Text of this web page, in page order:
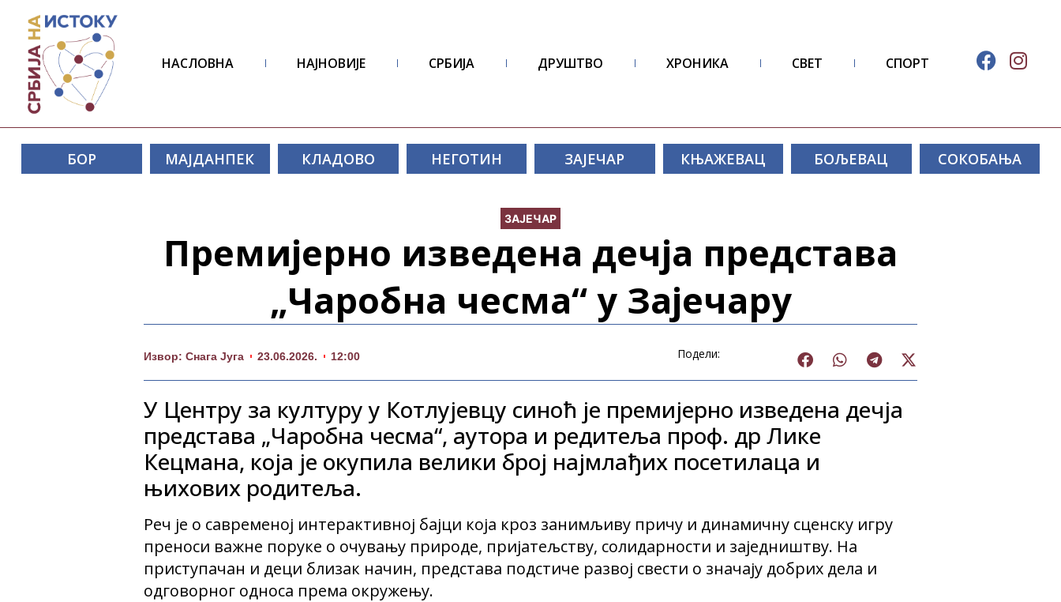
НАСЛОВНА НАЈНОВИЈЕ СРБИЈА ДРУШТВО ХРОНИКА СВЕТ СПОРТ
БОР МАЈДАНПЕК КЛАДОВО НЕГОТИН ЗАЈЕЧАР КЊАЖЕВАЦ БОЉЕВАЦ СОКОБАЊА
ЗАЈЕЧАР
Премијерно изведена дечја представа
„Чаробна чесма“ у Зајечару
Извор: Снага Југа 23.06.2026. 12:00 Подели:
У Центру за културу у Котлујевцу синоћ је премијерно изведена дечја
представа „Чаробна чесма“, аутора и редитеља проф. др Лике
Кецмана, која је окупила велики број најмлађих посетилаца и
њихових родитеља.
Реч је о савременој интерактивној бајци која кроз занимљиву причу и динамичну сценску игру
преноси важне поруке о очувању природе, пријатељству, солидарности и заједништву. На
приступачан и деци близак начин, представа подстиче развој свести о значају добрих дела и
одговорног односа према окружењу.